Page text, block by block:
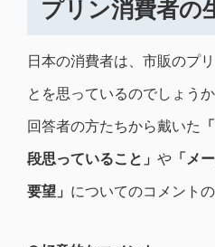
プリン消費者の
日本の消費者は、市販のプ
とを思っているのでしょう
回答者の方たちから戴いた
段思っていること」 や 「メ
要望」 についてのコメント